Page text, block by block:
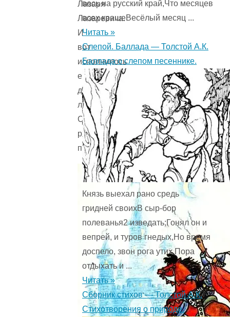
Лазаря
Лазаревича.
И
вот
исполнилось
ему
двадцать
лет.
Стали
родители
поговаривать:
весь на русский край,Что месяцев
всех крашеВесёлый месяц ...
Читать »
Слепой. Баллада — Толстой А.К.
Баллада о слепом песеннике.
Князь выехал рано средь
гридней своихВ сыр-бор
полеванья2 изведать;Гонял он и
вепрей, и туров гнедых,Но время
доспело, звон рога утих,Пора
отдыхать и ...
Читать »
Сборник стихов — Толстой А.К.
Стихотворения о природе.